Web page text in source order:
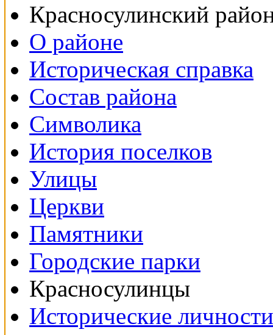
Красносулинский
О районе
Историческая справка
Состав района
Символика
История поселков
Улицы
Церкви
Памятники
Городские парки
Красносулинцы
Исторические личности